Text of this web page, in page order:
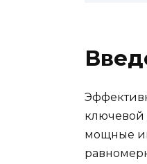
ключевой
мощные